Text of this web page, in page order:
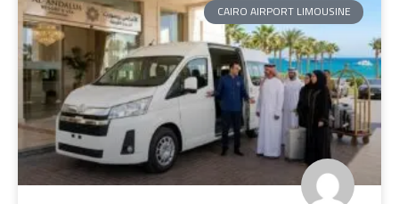
CAIRO AIRPORT LIMOUSINE